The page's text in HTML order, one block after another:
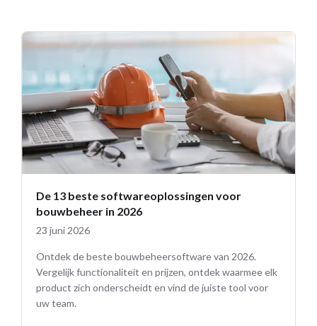
De 13 beste softwareoplossingen voor
bouwbeheer in 2026
23 juni 2026
Ontdek de beste bouwbeheersoftware van 2026.
Vergelijk functionaliteit en prijzen, ontdek waarmee elk
product zich onderscheidt en vind de juiste tool voor
uw team.